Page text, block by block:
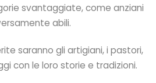
svantaggiate, come anziani
abili.
saranno gli artigiani, i pastori,
con le loro storie e tradizioni.